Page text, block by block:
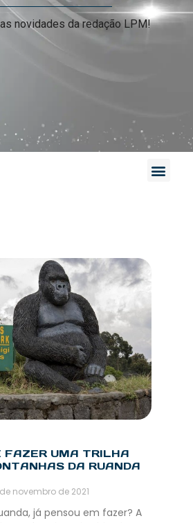
novidades da redação LPM!
FAZER UMA TRILHA
DA RUANDA
novembro de 2021
já pensou em fazer? A